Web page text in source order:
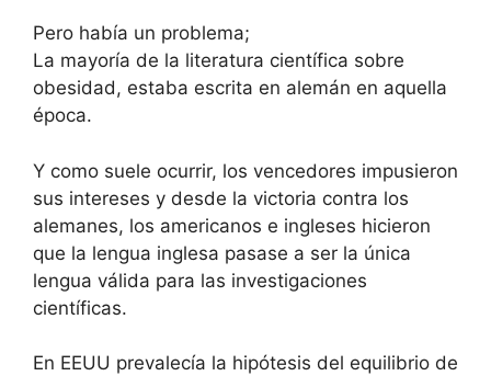
Pero había un problema;
La mayoría de la literatura científica sobre
obesidad, estaba escrita en alemán en aquella
época.
Y como suele ocurrir, los vencedores impusieron
sus intereses y desde la victoria contra los
alemanes, los americanos e ingleses hicieron
que la lengua inglesa pasase a ser la única
lengua válida para las investigaciones
científicas.
En EEUU prevalecía la hipótesis del equilibrio de